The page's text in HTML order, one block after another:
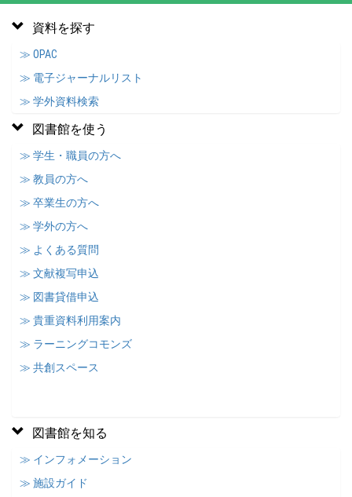
資料を探す
≫ OPAC
≫ 電子ジャーナルリスト
≫ 学外資料検索
図書館を使う
≫ 学生・職員の方へ
≫ 教員の方へ
≫ 卒業生の方へ
≫ 学外の方へ
≫ よくある質問
≫ 文献複写申込
≫ 図書貸借申込
≫ 貴重資料利用案内
≫ ラーニングコモンズ
≫ 共創スペース
図書館を知る
≫ インフォメーション
≫ 施設ガイド